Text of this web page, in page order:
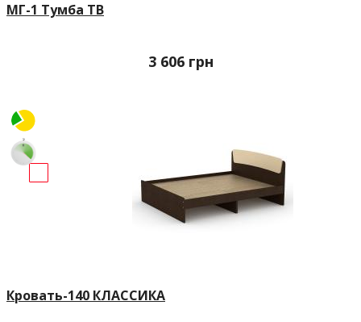
МГ-1 Тумба ТВ
3 606 грн
Кровать-140 КЛАССИКА